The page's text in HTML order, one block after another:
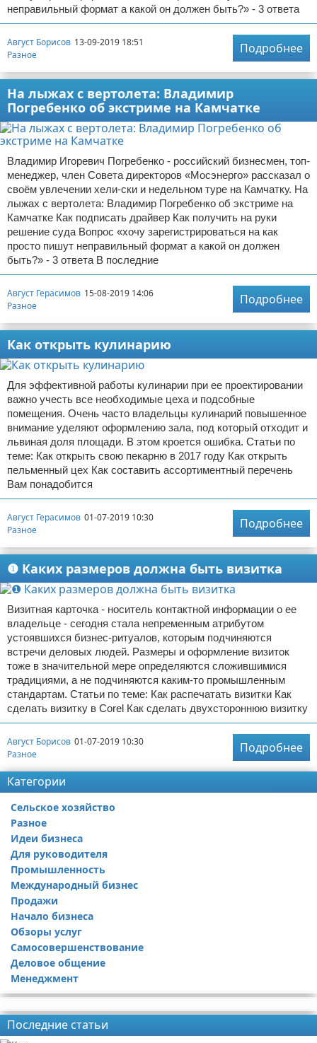
неправильный формат а какой он должен быть?» - 3 ответа
Август Борисов 13-09-2019 18:51
Разное
Подробнее
На лыжах с вертолета: Владимир
Погребенко об экстриме на Камчатке
Владимир Игоревич Погребенко - российский бизнесмен, топ-
менеджер, член Совета директоров «Мосэнерго» рассказал о
своём увлечении хели-ски и недельном туре на Камчатку. На
лыжах с вертолета: Владимир Погребенко об экстриме на
Камчатке Как подписать драйвер Как получить на руки
решение суда Вопрос «хочу зарегистрироваться на как
просто пишут неправильный формат а какой он должен
быть?» - 3 ответа В последние
Август Герасимов 15-08-2019 14:06
Разное
Подробнее
Как открыть кулинарию
Для эффективной работы кулинарии при ее проектировании
важно учесть все необходимые цеха и подсобные
помещения. Очень часто владельцы кулинарий повышенное
внимание уделяют оформлению зала, под который отходит и
львиная доля площади. В этом кроется ошибка. Статьи по
теме: Как открыть свою пекарню в 2017 году Как открыть
пельменный цех Как составить ассортиментный перечень
Вам понадобится
Август Герасимов 01-07-2019 10:30
Разное
Подробнее
❶ Каких размеров должна быть визитка
Визитная карточка - носитель контактной информации о ее
владельце - сегодня стала непременным атрибутом
устоявшихся бизнес-ритуалов, которым подчиняются
встречи деловых людей. Размеры и оформление визиток
тоже в значительной мере определяются сложившимися
традициями, а не подчиняются каким-то промышленным
стандартам. Статьи по теме: Как распечатать визитки Как
сделать визитку в Corel Как сделать двухстороннюю визитку
Август Борисов 01-07-2019 10:30
Разное
Подробнее
Категории
Сельское хозяйство
Разное
Идеи бизнеса
Для руководителя
Промышленность
Международный бизнес
Продажи
Начало бизнеса
Обзоры услуг
Самосовершенствование
Деловое общение
Менеджмент
Последние статьи